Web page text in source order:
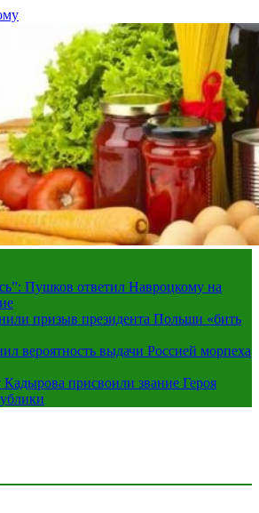
Пушков ответил Навроцкому на
призыв президента Польши «бить
вероятность выдачи Россией морпеха
присвоили звание Героя